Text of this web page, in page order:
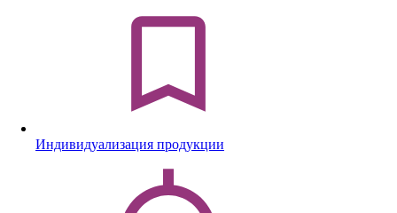
Индивидуализация продукции